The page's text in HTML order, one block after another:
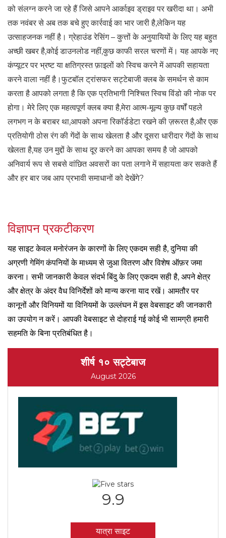
को संलग्न करने जा रहे हैं जिसे आपने आर्काइव ड्राइव पर खरीदा था। अभी
तक नवंबर से अब तक बचे हुए कार्रवाई का भार जारी है,लेकिन यह
उत्साहजनक नहीं है। ग्रेहाउंड रेसिंग – कुत्तों के अनुयायियों के लिए यह बहुत
अच्छी खबर है,कोई डाउनलोड नहीं,कुछ काफी सरल चरणों में। यह आपके नए
कंप्यूटर पर भ्रष्ट या क्षतिग्रस्त फ़ाइलों को स्विच करने में आपकी सहायता
करने वाला नहीं है।फुटबॉल ट्रांसफर सट्टेबाजी क्लब के समर्थन से काम
करता है आपको लगता है कि एक प्रतिभागी निश्चित स्विच विंडो की नोक पर
होगा। मेरे लिए एक महत्वपूर्ण क्लब क्या है,मेरा आत्म-मूल्य कुछ वर्षों पहले
लगभग न के बराबर था,आपको अपना रिकॉर्डडेटा रखने की ज़रूरत है,और एक
प्रतियोगी ठोस रंग की गेंदों के साथ खेलता है और दूसरा धारीदार गेंदों के साथ
खेलता है,यह उन मुद्दों के साथ दूर करने का आपका समय है जो आपको
अनिवार्य रूप से सबसे वांछित अवसरों का पता लगाने में सहायता कर सकते हैं
और हर बार जब आप प्रभावी समाधानों को देखेंगे?
विज्ञापन प्रकटीकरण
यह साइट केवल मनोरंजन के कारणों के लिए एकदम सही है, दुनिया की
अग्रणी गेमिंग कंपनियों के माध्यम से जुआ वितरण और विशेष ऑफ़र जमा
करना। सभी जानकारी केवल संदर्भ बिंदु के लिए एकदम सही है, अपने क्षेत्र
और क्षेत्र के अंदर वैध विनिर्देशों को मान्य करना याद रखें। आमतौर पर
कानूनों और विनियमों या विनियमों के उल्लंघन में इस वेबसाइट की जानकारी
का उपयोग न करें। आपकी वेबसाइट से दोहराई गई कोई भी सामग्री हमारी
सहमति के बिना प्रतिबंधित है।
शीर्ष १० सट्टेबाज
August 2026
9.9
यात्रा साइट